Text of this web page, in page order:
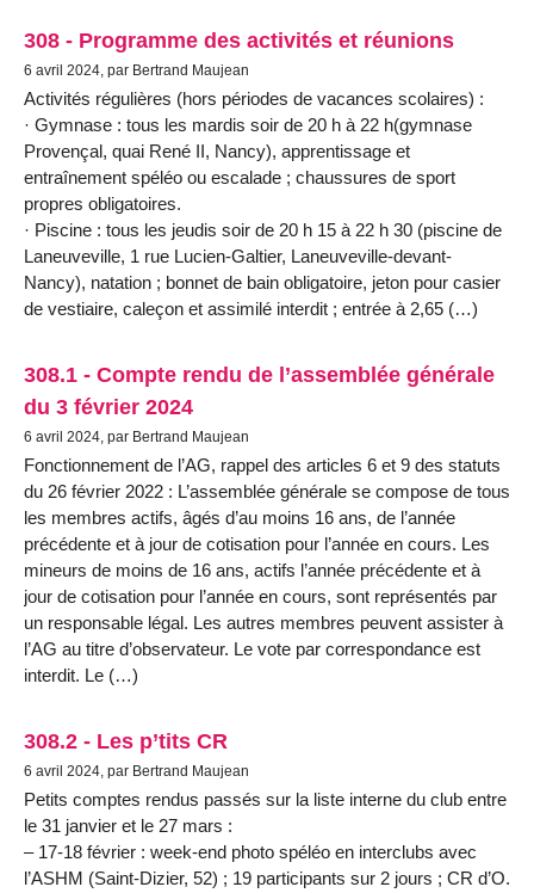
308 - Programme des activités et réunions
6 avril 2024, par Bertrand Maujean
Activités régulières (hors périodes de vacances scolaires) :
· Gymnase : tous les mardis soir de 20 h à 22 h(gymnase
Provençal, quai René II, Nancy), apprentissage et
entraînement spéléo ou escalade ; chaussures de sport
propres obligatoires.
· Piscine : tous les jeudis soir de 20 h 15 à 22 h 30 (piscine de
Laneuveville, 1 rue Lucien-Galtier, Laneuveville-devant-
Nancy), natation ; bonnet de bain obligatoire, jeton pour casier
de vestiaire, caleçon et assimilé interdit ; entrée à 2,65 (…)
308.1 - Compte rendu de l’assemblée générale
du 3 février 2024
6 avril 2024, par Bertrand Maujean
Fonctionnement de l’AG, rappel des articles 6 et 9 des statuts
du 26 février 2022 : L’assemblée générale se compose de tous
les membres actifs, âgés d’au moins 16 ans, de l’année
précédente et à jour de cotisation pour l’année en cours. Les
mineurs de moins de 16 ans, actifs l’année précédente et à
jour de cotisation pour l’année en cours, sont représentés par
un responsable légal. Les autres membres peuvent assister à
l’AG au titre d’observateur. Le vote par correspondance est
interdit. Le (…)
308.2 - Les p’tits CR
6 avril 2024, par Bertrand Maujean
Petits comptes rendus passés sur la liste interne du club entre
le 31 janvier et le 27 mars :
– 17-18 février : week-end photo spéléo en interclubs avec
l’ASHM (Saint-Dizier, 52) ; 19 participants sur 2 jours ; CR d’O.